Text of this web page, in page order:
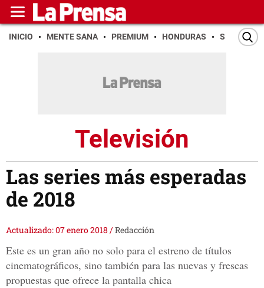
INICIO MENTE SANA PREMIUM HONDURAS SAN PEDRO
Televisión
Las series más esperadas
de 2018
Actualizado: 07 enero 2018 /Redacción
Este es un gran año no solo para el estreno de títulos
cinematográficos, sino también para las nuevas y frescas
propuestas que ofrece la pantalla chica